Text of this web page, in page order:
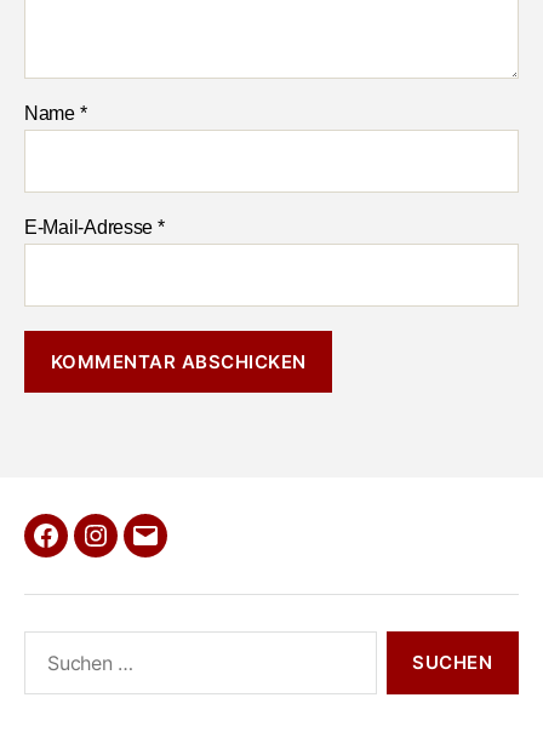
Name *
E-Mail-Adresse *
Facebook
Instagram
E-
nach: